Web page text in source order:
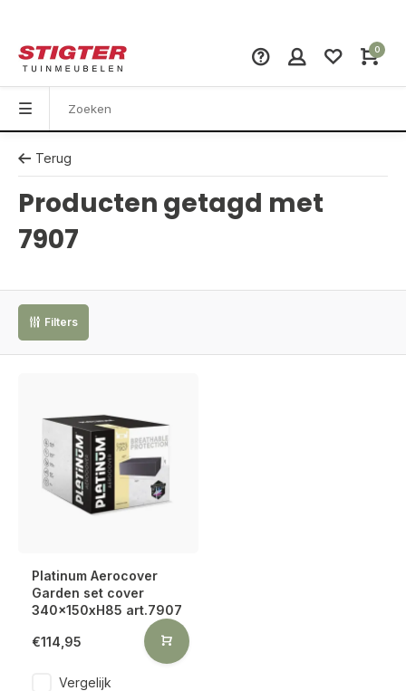
0
Terug
Producten getagd met
7907
Filters
Platinum Aerocover
Garden set cover
340x150xH85 art.7907
€114,95
Vergelijk